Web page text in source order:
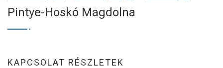
Pintye-Hoskó Magdolna
KAPCSOLAT RÉSZLETEK